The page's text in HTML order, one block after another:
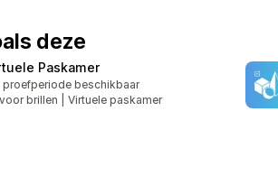
deze
Paskamer
proefperiode beschikbaar
brillen | Virtuele paskamer